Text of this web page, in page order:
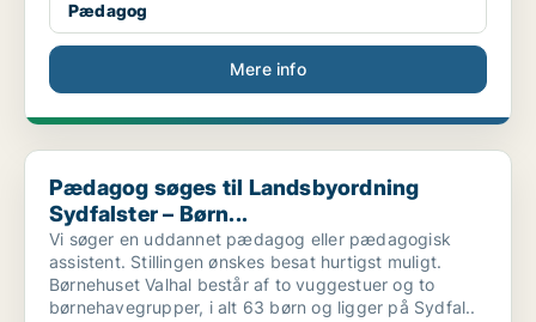
Pædagog
Mere info
Pædagog søges til Landsbyordning Sydfalster – Børn...
Pædagog søges til Landsbyordning
Sydfalster – Børn...
Vi søger en uddannet pædagog eller pædagogisk
assistent. Stillingen ønskes besat hurtigst muligt.
Børnehuset Valhal består af to vuggestuer og to
børnehavegrupper, i alt 63 børn og ligger på Sydfal..